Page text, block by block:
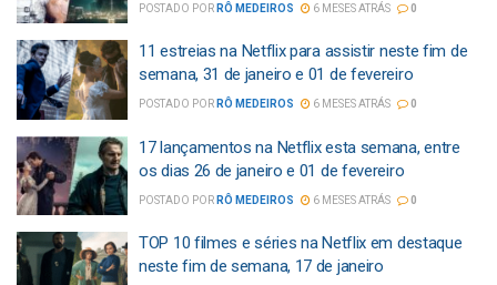
POSTADO POR RÔ MEDEIROS 6 MESES ATRÁS 0
11 estreias na Netflix para assistir neste fim de
semana, 31 de janeiro e 01 de fevereiro
POSTADO POR RÔ MEDEIROS 6 MESES ATRÁS 0
17 lançamentos na Netflix esta semana, entre
os dias 26 de janeiro e 01 de fevereiro
POSTADO POR RÔ MEDEIROS 6 MESES ATRÁS 0
TOP 10 filmes e séries na Netflix em destaque
neste fim de semana, 17 de janeiro